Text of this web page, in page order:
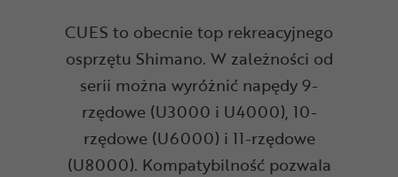
CUES to obecnie top rekreacyjnego
osprzętu Shimano. W zależności od
serii można wyróżnić napędy 9-
rzędowe (U3000 i U4000), 10-
rzędowe (U6000) i 11-rzędowe
(U8000). Kompatybilność pozwala